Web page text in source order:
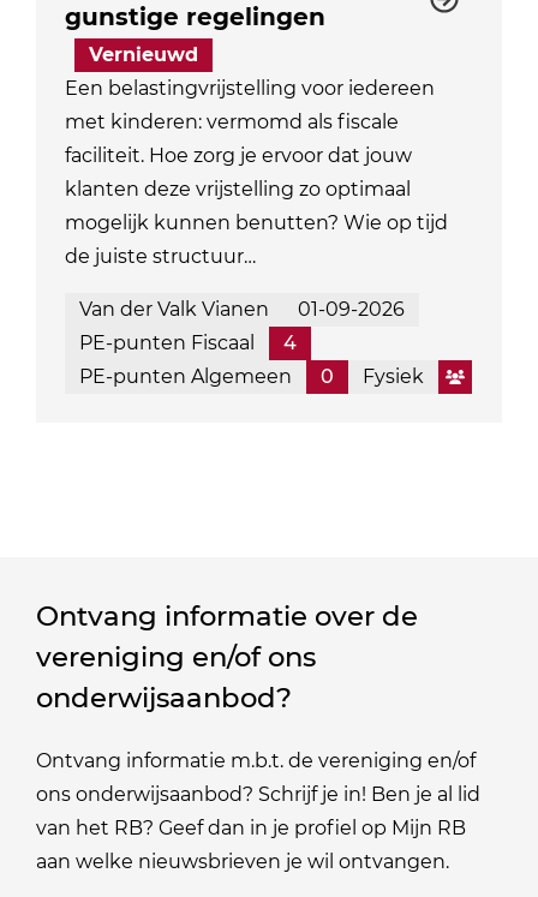
gunstige regelingen
Vernieuwd
Een belastingvrijstelling voor iedereen
met kinderen: vermomd als fiscale
faciliteit. Hoe zorg je ervoor dat jouw
klanten deze vrijstelling zo optimaal
mogelijk kunnen benutten? Wie op tijd
de juiste structuur…
Van der Valk Vianen
01-09-2026
PE-punten Fiscaal
4
PE-punten Algemeen
0 Fysiek
Ontvang informatie over de
vereniging en/of ons
onderwijsaanbod?
Ontvang informatie m.b.t. de vereniging en/of
ons onderwijsaanbod? Schrijf je in! Ben je al lid
van het RB? Geef dan in je profiel op Mijn RB
aan welke nieuwsbrieven je wil ontvangen.